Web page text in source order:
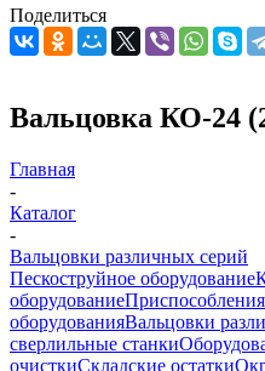
Поделиться
Вальцовка КО-24
Главная
-
Каталог
-
Вальцовки различных серий
Пескоструйное оборудование
оборудованиеПриспособления
оборудованияВальцовки
сверлильные станки
очисткиСкладские остатки